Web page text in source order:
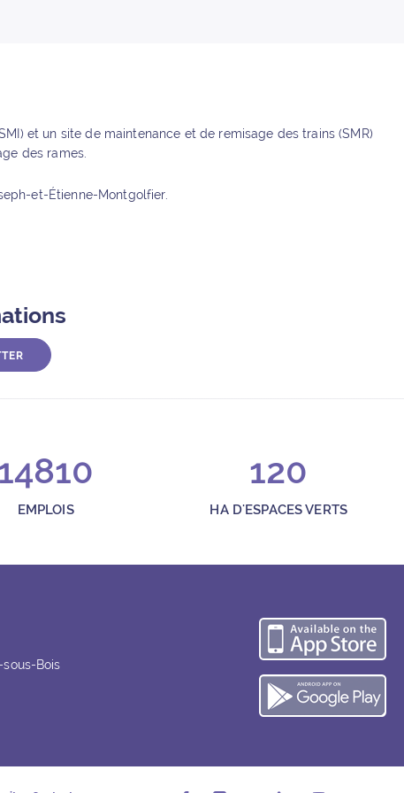
et un site de maintenance et de remisage des trains (SMR)
des rames.
et-Étienne-Montgolfier.
EMPLOIS
120
HA D'ESPACES VERTS
sous-Bois